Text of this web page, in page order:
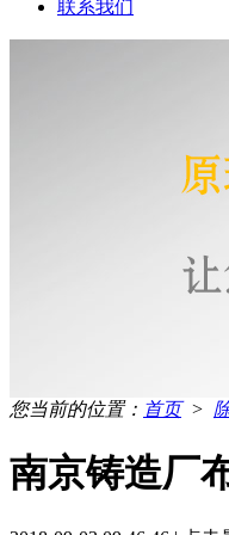
联系我们
您当前的位置： 首页>
南京铸造厂